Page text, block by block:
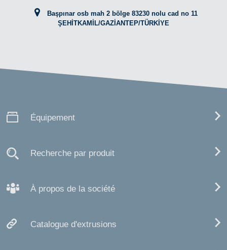
Başpınar osb mah 2 bölge 83230 nolu cad no 11
ŞEHİTKAMİL/GAZİANTEP/TÜRKİYE
Équipement
Recherche par produit
À propos de la société
Catalogue d'extrusions